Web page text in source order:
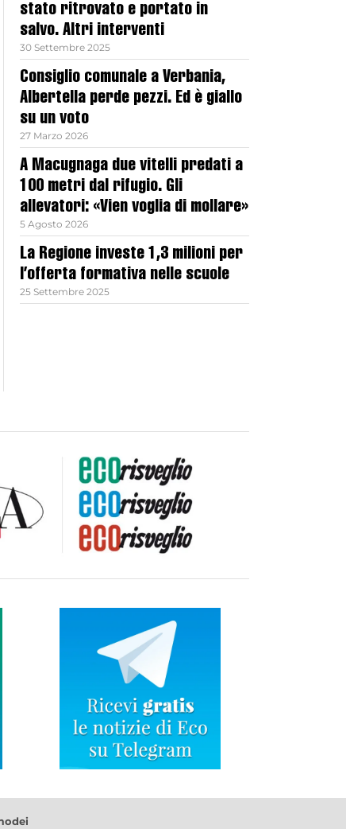
stato ritrovato e portato in
salvo. Altri interventi
30 Settembre 2025
Consiglio comunale a Verbania,
Albertella perde pezzi. Ed è giallo
su un voto
27 Marzo 2026
A Macugnaga due vitelli predati a
100 metri dal rifugio. Gli
allevatori: «Vien voglia di mollare»
5 Agosto 2026
La Regione investe 1,3 milioni per
l’offerta formativa nelle scuole
25 Settembre 2025